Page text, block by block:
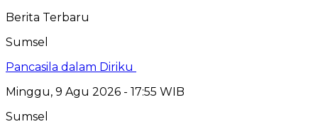
Berita Terbaru
Sumsel
Pancasila dalam Diriku
Minggu, 9 Agu 2026 - 17:55 WIB
Sumsel